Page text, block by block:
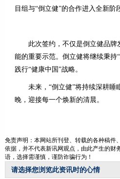
目组与“倒立健”的合作进入全新
此次签约，不仅是倒立健品牌
能的重要示范。倒立健将继续秉持
践行“健康中国”战略。
未来，“倒立健”将持续深耕睡
晚，迎接每一个焕新的清晨。
免责声明：本网站所刊登、转载的各种稿件
依据，并不代表新讯网观点，由此产生的财
语，选择需谨慎，谨防诈骗行为！
请选择您浏览此资讯时的心情